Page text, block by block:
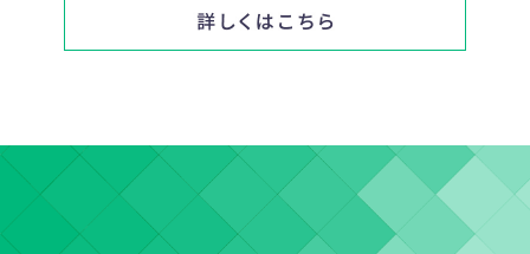
WEBサイトをリニューアルいたしました。
お知らせ